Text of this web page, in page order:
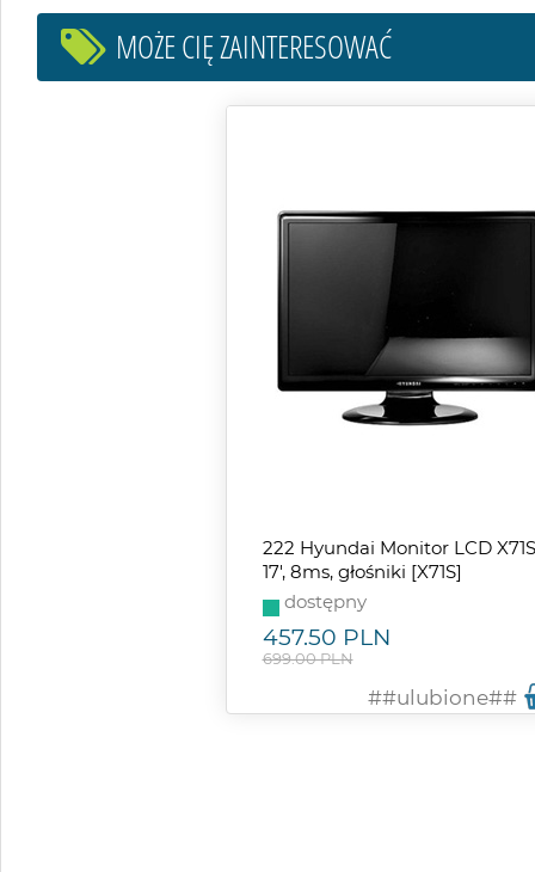
MOŻE CIĘ ZAINTERESOWAĆ
222 Hyundai Monitor LCD X71S
17', 8ms, głośniki [X71S]
dostępny
457.50 PLN
699.00 PLN
##ulubione##